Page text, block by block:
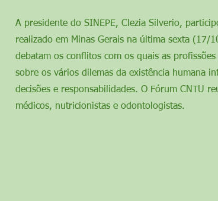
A presidente do SINEPE, Clezia Silverio,
realizado em Minas Gerais na última sexta
debatam os conflitos com os quais as
sobre os vários dilemas da existência humana
decisões e responsabilidades. O Fórum CNTU
médicos, nutricionistas e odontologistas.